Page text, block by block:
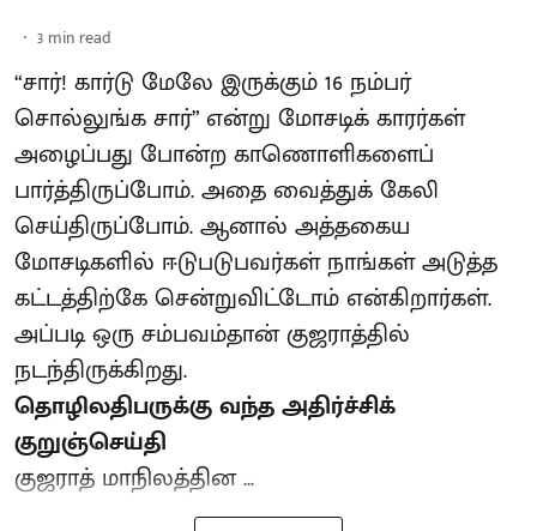
3 min read
“சார்! கார்டு மேலே இருக்கும் 16 நம்பர்
சொல்லுங்க சார்” என்று மோசடிக் காரர்கள்
அழைப்பது போன்ற காணொளிகளைப்
பார்த்திருப்போம். அதை வைத்துக் கேலி
செய்திருப்போம். ஆனால் அத்தகைய
மோசடிகளில் ஈடுபடுபவர்கள் நாங்கள் அடுத்த
கட்டத்திற்கே சென்றுவிட்டோம் என்கிறார்கள்.
அப்படி ஒரு சம்பவம்தான் குஜராத்தில்
நடந்திருக்கிறது.
தொழிலதிபருக்கு வந்த அதிர்ச்சிக்
குறுஞ்செய்தி
குஜராத் மாநிலத்தின ...